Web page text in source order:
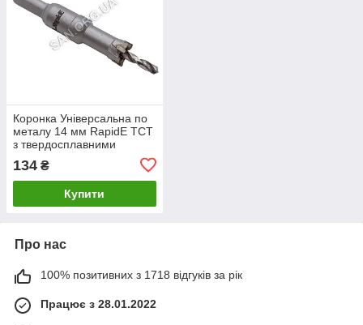
Коронка Універсальна по
металу 14 мм RapidE TCT
з твердосплавними
134 ₴
Купити
Про нас
100% позитивних з 1718 відгуків за рік
Працює з 28.01.2022